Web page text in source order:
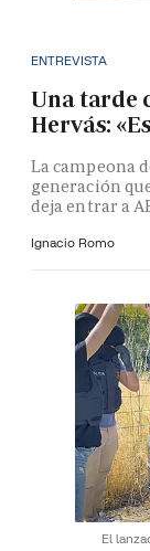
ENTREVISTA
Una tarde
Hervás:
La campeona
generación
deja entrar a
Ignacio Romo
El